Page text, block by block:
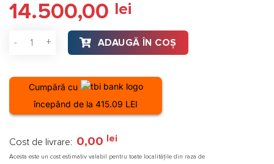
14.500,00 lei
Cantitate Austria Email KWS 1000L, Puffer cu 1 serpentina +
ADAUGĂ ÎN COȘ
Cumpără cu
începând de la 415.09 LEI
Cost de livrare: 0,00 lei
Acesta este un cost estimativ valabil pentru toate localitățile din raza de